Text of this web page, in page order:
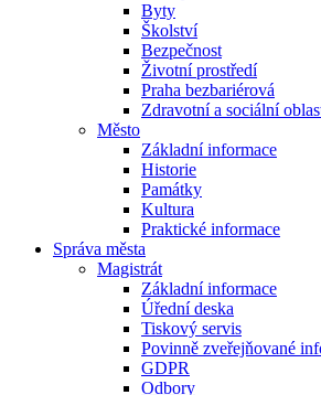
Byty
Školství
Bezpečnost
Životní prostředí
Praha bezbariérová
Zdravotní a sociální
Město
Základní informace
Historie
Památky
Kultura
Praktické informace
Správa města
Magistrát
Základní informace
Úřední deska
Tiskový servis
Povinně zveřejňované
GDPR
Odbory